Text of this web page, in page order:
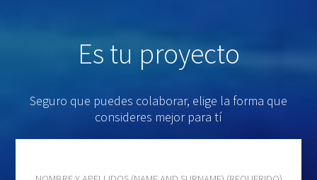
Es tu proyecto
Seguro que puedes colaborar, elige la forma que
consideres mejor para tí